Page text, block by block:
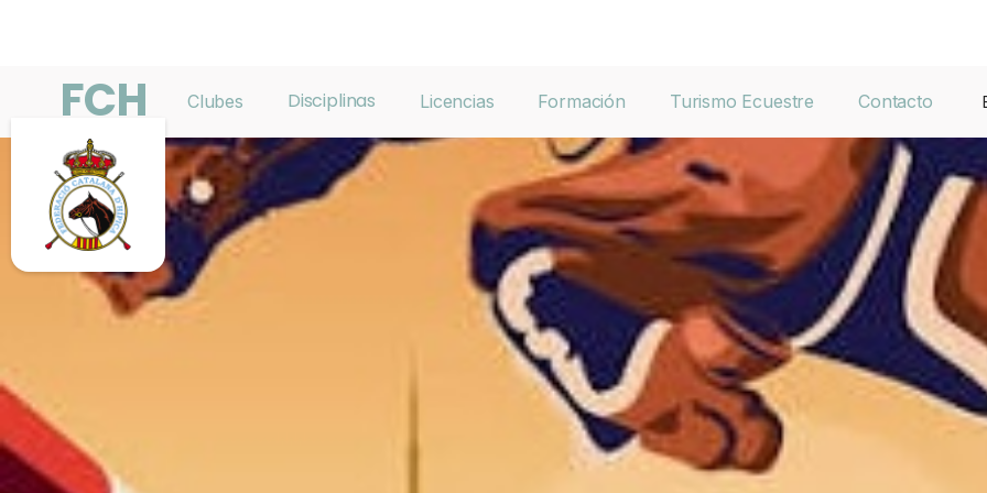
FCH Clubes Disciplinas Licencias Formación Turismo Ecuestre Contacto